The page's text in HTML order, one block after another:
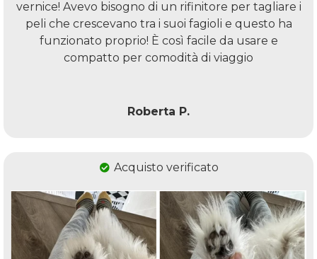
vernice! Avevo bisogno di un rifinitore per tagliare i
peli che crescevano tra i suoi fagioli e questo ha
funzionato proprio! È così facile da usare e
compatto per comodità di viaggio
Roberta P.
Acquisto verificato